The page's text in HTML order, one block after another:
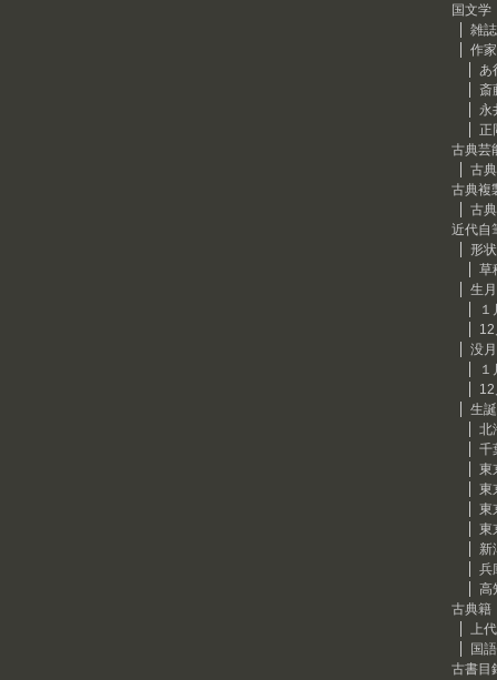
国文学
雑
作
あ
斎
永
正
古典芸
古
古典複
古
近代自
形状
草
生月
没月
生
北
千
東
東
東
東
新
兵
高
古典籍
上
国
古書目